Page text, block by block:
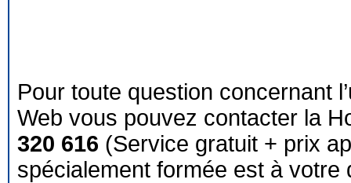
Pour toute question concernant
Web vous pouvez contacter la
320 616 (Service gratuit + prix
spécialement formée est à votre